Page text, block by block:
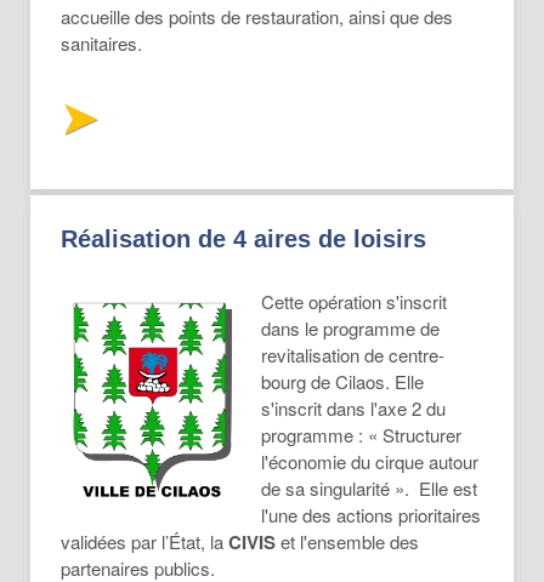
accueille des points de restauration, ainsi que des
sanitaires.
Réalisation de 4 aires de loisirs
Cette opération s'inscrit
dans le programme de
revitalisation de centre-
bourg de Cilaos. Elle
s'inscrit dans l'axe 2 du
programme : « Structurer
l'économie du cirque autour
de sa singularité ». Elle est
l'une des actions prioritaires
validées par l’État, laCIVISet l'ensemble des
partenaires publics.